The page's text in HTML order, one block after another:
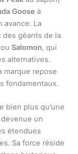
Goose à
avance. La
géants de la
ou Salomon, qui
alternatives.
marque repose
fondamentaux.
bien plus qu’une
un
étendues
Sa force réside